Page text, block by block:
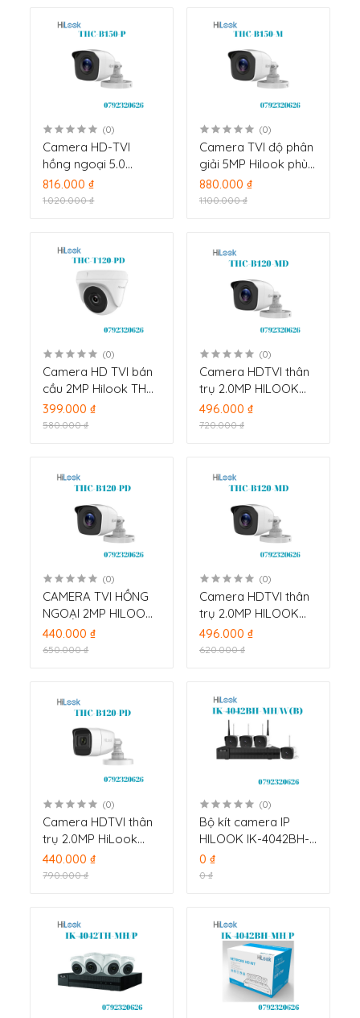
(0)
Camera HD-TVI
hồng ngoại 5.0
Megapixel HILOOK
THC-B150-P
816.000 ₫
1.020.000 ₫
(0)
Camera TVI độ phân
giải 5MP Hilook phù
hợp gắn ngoài trời
THC-B150-M
880.000 ₫
1.100.000 ₫
(0)
Camera HD TVI bán
cầu 2MP Hilook THC-
T120-PD
399.000 ₫
580.000 ₫
(0)
Camera HDTVI thân
trụ 2.0MP HILOOK
THC-B120-MD
496.000 ₫
720.000 ₫
(0)
CAMERA TVI HỒNG
NGOẠI 2MP HILOOK
THC-B120-PD
440.000 ₫
650.000 ₫
(0)
Camera HDTVI thân
trụ 2.0MP HILOOK
THC-B120-M
496.000 ₫
620.000 ₫
(0)
Camera HDTVI thân
trụ 2.0MP HiLook
THC-B120-PD
440.000 ₫
790.000 ₫
(0)
Bộ kít camera IP
HILOOK IK-4042BH-
MH/W(B) bao gồm 4
camera và 1 đầu ghi
0 ₫
0 ₫